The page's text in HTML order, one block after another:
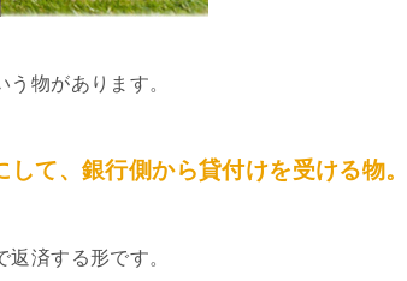
物があります。
て、銀行側から貸付けを受ける物。
済する形です。